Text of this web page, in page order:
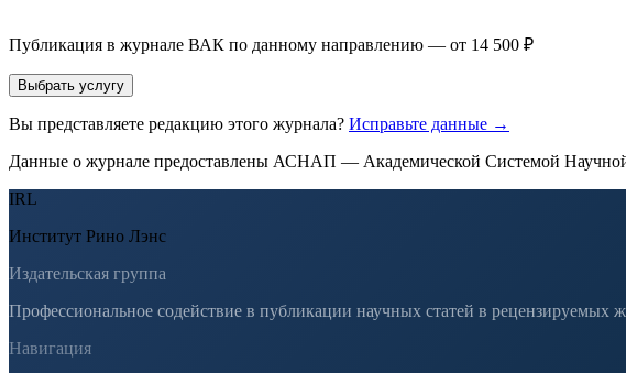
Публикация в журнале ВАК по данному направлению — от 14 500 ₽
Выбрать услугу
Вы представляете редакцию этого журнала? Исправьте данные →
Данные о журнале предоставлены АСНАП — Академической Системой
IRL
Институт Рино Лэнс
Издательская группа
Профессиональное содействие в публикации научных статей в рецензируемых
Навигация